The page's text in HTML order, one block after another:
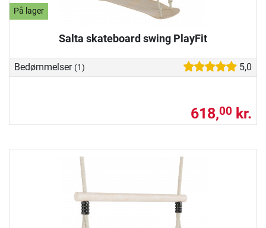
På lager
Salta skateboard swing PlayFit
Bedømmelser (1) 5,0
618,00 kr.